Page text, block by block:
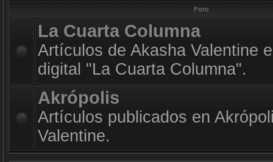
Foro
La Cuarta Columna
Artículos de Akasha Valentine
digital "La Cuarta Columna".
Akrópolis
Artículos publicados en
Valentine.